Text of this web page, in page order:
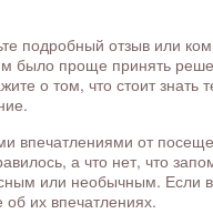
подробный отзыв или
было проще принять
о том, что стоит знать
впечатлениями от
а что нет, что
или необычным. Если
об их впечатлениях.